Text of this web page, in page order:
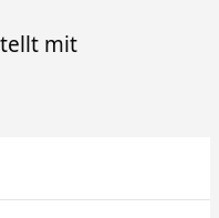
mit